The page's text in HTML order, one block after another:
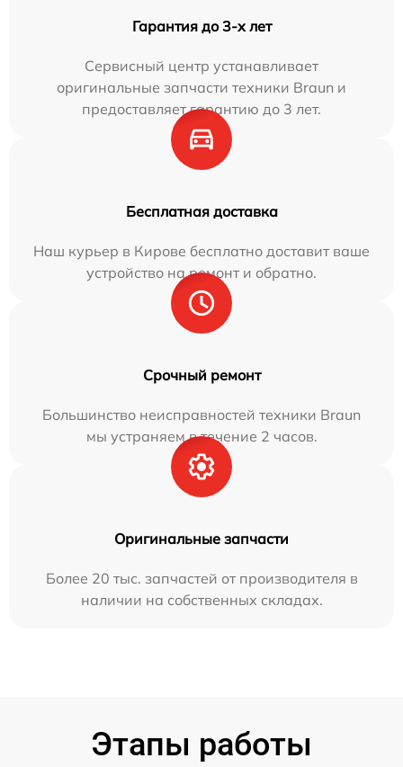
Гарантия до 3-х лет
Сервисный центр устанавливает
оригинальные запчасти техники Braun и
предоставляет гарантию до 3 лет.
Бесплатная доставка
Наш курьер в Кирове бесплатно доставит ваше
устройство на ремонт и обратно.
Срочный ремонт
Большинство неисправностей техники Braun
мы устраняем в течение 2 часов.
Оригинальные запчасти
Более 20 тыс. запчастей от производителя в
наличии на собственных складах.
Этапы работы